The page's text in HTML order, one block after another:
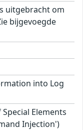
uitgebracht om
bijgevoegde
into Log
Elements
Injection')